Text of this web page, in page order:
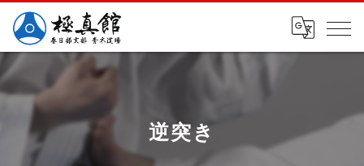
逆突き